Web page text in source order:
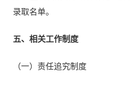
录取名单。
五、相关工作制度
（一）责任追究制度